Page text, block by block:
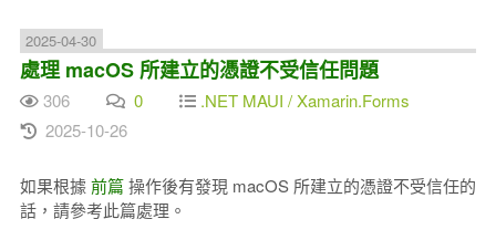
2025-04-30
處理 macOS 所建立的憑證不受信任問題
306 0
.NET MAUI / Xamarin.Forms
2025-10-26
如果根據前篇操作後有發現 macOS 所建立的憑證不受信任的
話，請參考此篇處理。